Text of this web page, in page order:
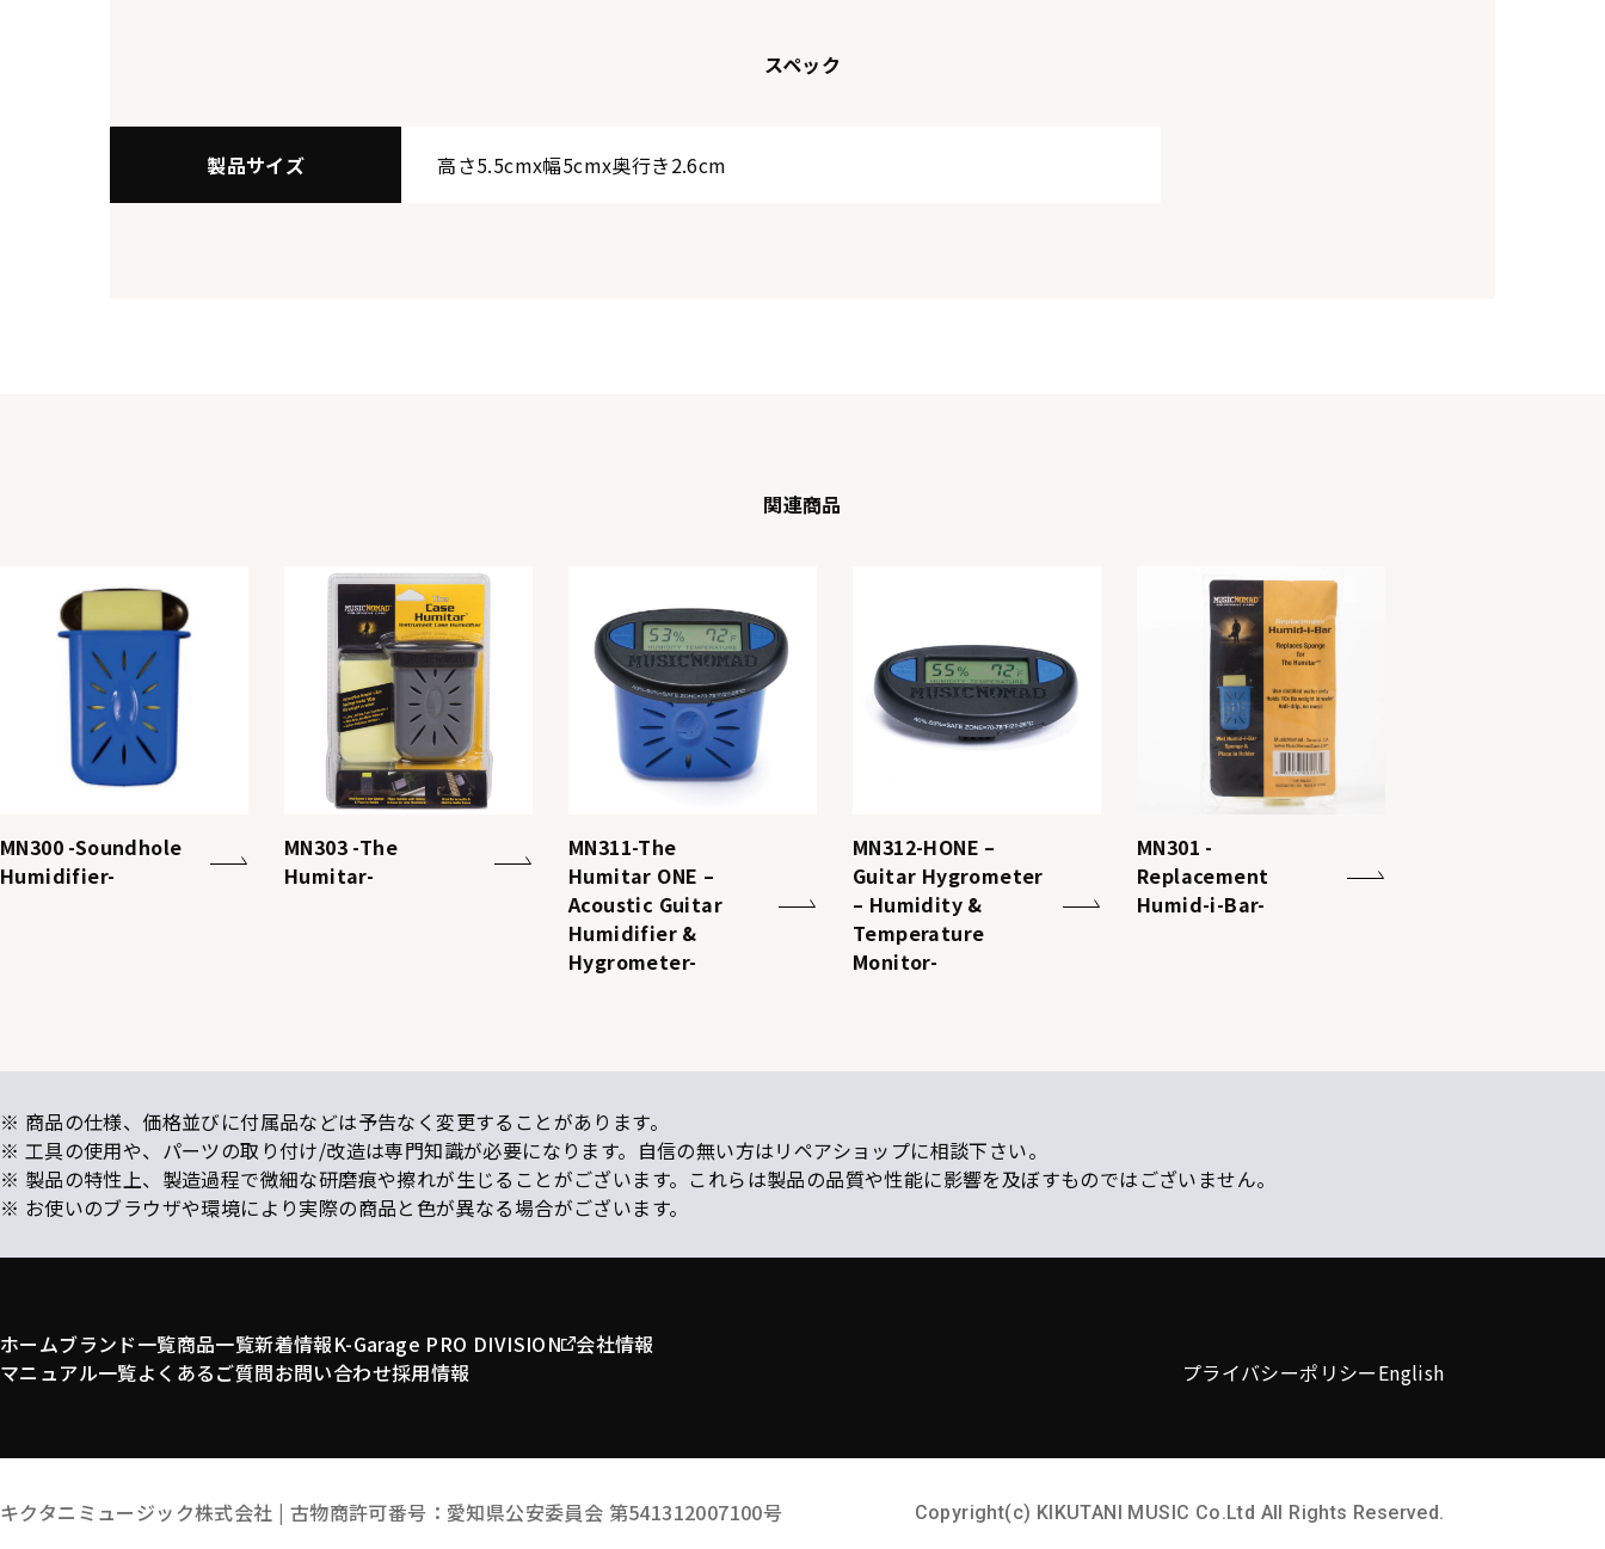
スペック
製品サイズ 高さ5.5cmx幅5cmx奥行き2.6cm
関連商品
MN300 -Soundhole
Humidifier-
MN303 -The
Humitar-
MN311-The
Humitar ONE –
Acoustic Guitar
Humidifier &
Hygrometer-
MN312-HONE –
Guitar Hygrometer
– Humidity &
Temperature
Monitor-
MN301 -
Replacement
Humid-i-Bar-
※ 商品の仕様、価格並びに付属品などは予告なく変更することがあります。
※ 工具の使用や、パーツの取り付け/改造は専門知識が必要になります。自信の無い方はリペアショップに相談下さい。
※ 製品の特性上、製造過程で微細な研磨痕や擦れが生じることがございます。これらは製品の品質や性能に影響を及ぼすものではございません。
※ お使いのブラウザや環境により実際の商品と色が異なる場合がございます。
ホームブランド一覧商品一覧新着情報K-Garage PRO DIVISION 会社情報
マニュアル一覧よくあるご質問お問い合わせ採用情報 プライバシーポリシーEnglish
キクタニミュージック株式会社 | 古物商許可番号：愛知県公安委員会 第541312007100号 Copyright(c) KIKUTANI MUSIC Co.Ltd All Rights Reserved.